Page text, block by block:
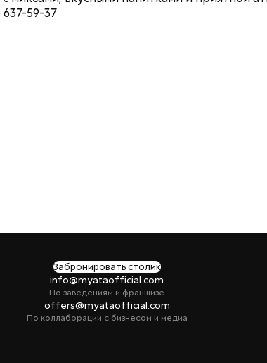
59-37
Забронировать столик
info@myataofficial.com
По заведениям и франшизе
offers@myataofficial.com
По коллаборации с бизнесом и медиа